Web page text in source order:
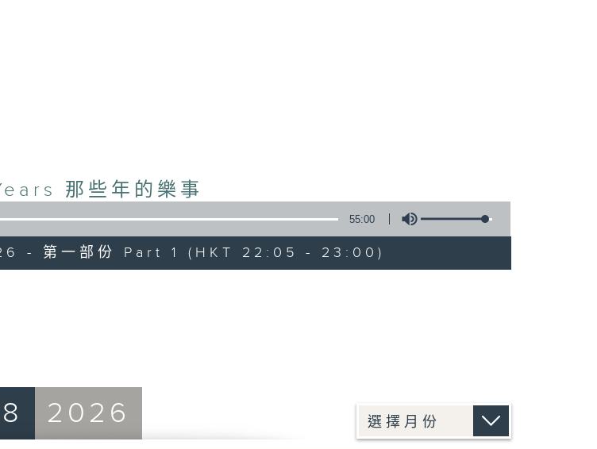
那些年的樂事
55:00
- 第一部份 Part 1 (HKT 22:05 - 23:00)
2026